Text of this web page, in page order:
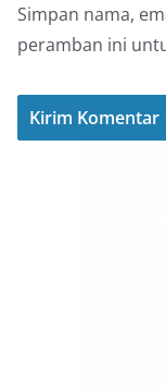
Simpan nama,
peramban ini